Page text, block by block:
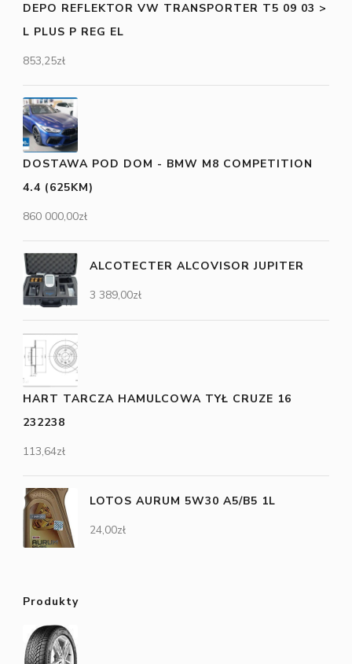
DEPO REFLEKTOR VW TRANSPORTER T5 09 03 >
L PLUS P REG EL
853,25zł
DOSTAWA POD DOM - BMW M8 COMPETITION
4.4 (625KM)
860 000,00zł
ALCOTECTER ALCOVISOR JUPITER
3 389,00zł
HART TARCZA HAMULCOWA TYŁ CRUZE 16
232238
113,64zł
LOTOS AURUM 5W30 A5/B5 1L
24,00zł
Produkty